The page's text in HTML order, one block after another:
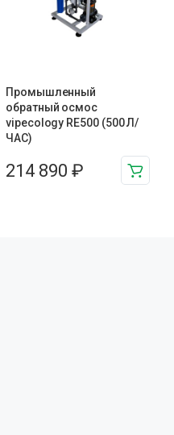
Промышленный
обратный осмос
vipecology RE500 (500 Л/
ЧАС)
214 890 ₽